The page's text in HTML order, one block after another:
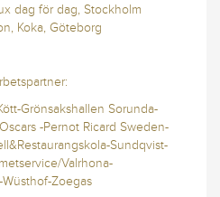
dag för dag, Stockholm
Koka, Göteborg
Grönsakshallen Sorunda-
-Pernot Ricard Sweden-
Sundqvist-
Valrhona-
Zoegas